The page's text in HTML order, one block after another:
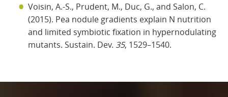
Voisin, A.-S., Prudent, M., Duc, G., and Salon, C.
(2015). Pea nodule gradients explain N nutrition
and limited symbiotic fixation in hypernodulating
mutants. Sustain. Dev. 35, 1529–1540.